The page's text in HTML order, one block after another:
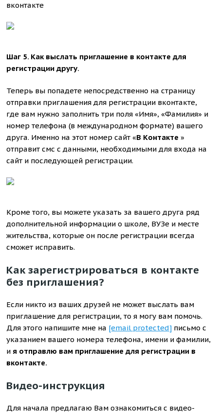
вконтакте
Шаг 5. Как выслать приглашение в контакте для
регистрации другу.
Теперь вы попадете непосредственно на страницу
отправки приглашения для регистрации вконтакте,
где вам нужно заполнить три поля «Имя», «Фамилия» и
номер телефона (в международном формате) вашего
друга. Именно на этот номер сайт «В Контакте»
отправит смс с данными, необходимыми для входа на
сайт и последующей регистрации.
Кроме того, вы можете указать за вашего друга ряд
дополнительной информации о школе, ВУЗе и месте
жительства, которые он после регистрации всегда
сможет исправить.
Как зарегистрироваться в контакте
без приглашения?
Если никто из ваших друзей не может выслать вам
приглашение для регистрации, то я могу вам помочь.
Для этого напишите мне на [email protected] письмо с
указанием вашего номера телефона, имени и фамилии,
ия отправлю вам приглашение для регистрации в
вконтакте.
Видео-инструкция
Для начала предлагаю Вам ознакомиться с видео-